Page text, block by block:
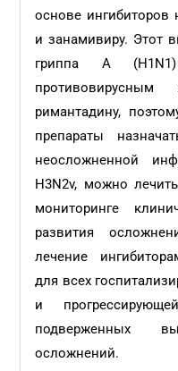
основе ингибиторов
и занамивиру. Этот
гриппа A
римантадину,
препараты
неосложненной
H3N2v, можно
мониторинге
развития
лечение
для всех
и
подверженных
осложнений.